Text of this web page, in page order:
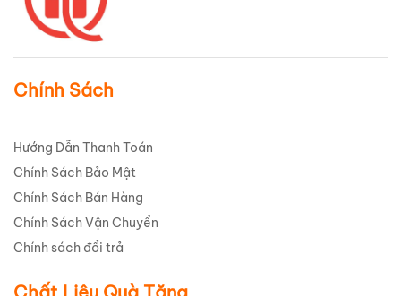
Chính Sách
Hướng Dẫn Thanh Toán
Chính Sách Bảo Mật
Chính Sách Bán Hàng
Chính Sách Vận Chuyển
Chính sách đổi trả